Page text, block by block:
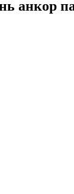
анкор